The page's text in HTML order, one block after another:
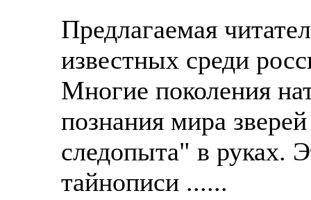
Предлагаемая
известных среди
Многие поколения
познания мира
следопыта" в руках.
тайнописи ......